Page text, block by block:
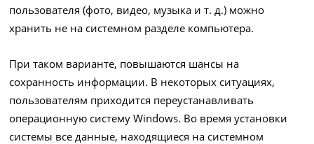
пользователя (фото, видео, музыка и т. д.) можно
хранить не на системном разделе компьютера.
При таком варианте, повышаются шансы на
сохранность информации. В некоторых ситуациях,
пользователям приходится переустанавливать
операционную систему Windows. Во время установки
системы все данные, находящиеся на системном